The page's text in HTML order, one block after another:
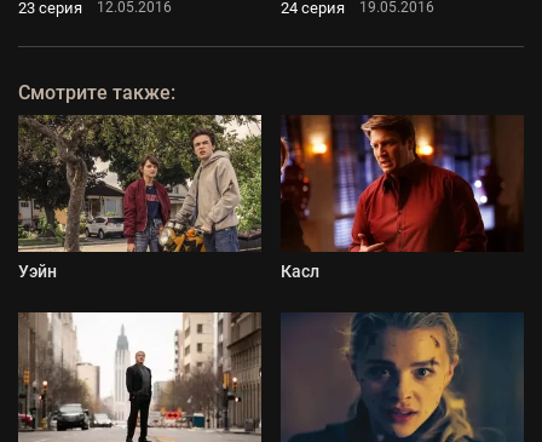
23 серия 12.05.2016 24 серия 19.05.2016
Смотрите также:
Уэйн Касл